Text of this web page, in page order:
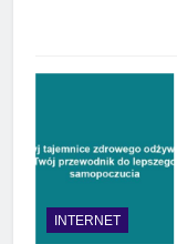
INTERNET